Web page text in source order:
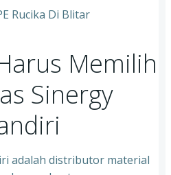
Rucika Di Blitar
Memilih
Sinergy
adalah distributor material